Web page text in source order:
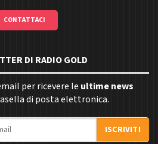
CONTATTACI
DI RADIO GOLD
per ricevere le ultime news
di posta elettronica.
ISCRIVITI